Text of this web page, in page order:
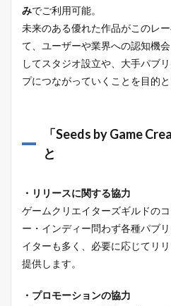
みでご利用可能。
未来のある優れた作品がこのレ
て、ユーザーや業界への認知機
してスタジオ設立や、大手パブ
プにつながっていくことを目的と
「Seeds by Game
と
・リリースに関する協力
ゲームクリエイターズギルドの
ー・インディー問わず各種パブ
イターも多く、必要に応じてリ
提供します。
・プロモーションの協力